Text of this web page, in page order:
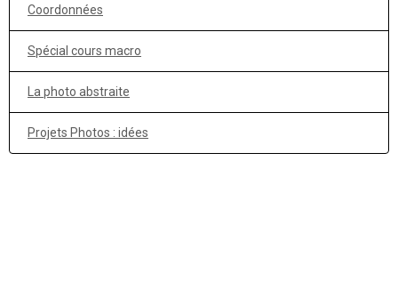
Coordonnées
Spécial cours macro
La photo abstraite
Projets Photos : idées